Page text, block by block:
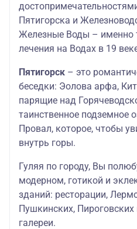
Пятигорска и
Железные Воды – именно
лечения на Водах в 19
Пятигорск – это
беседки: Эолова арфа,
парящие над
таинственное подземное
Провал, которое, чтобы
внутрь горы.
Гуляя по городу, Вы
модерном, готикой и
зданий: ресторации,
Пушкинских,
галереи.